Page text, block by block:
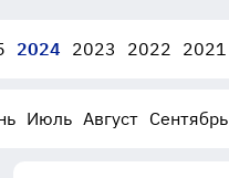
2024 2023 2022 2021
Июль Август Сентябрь